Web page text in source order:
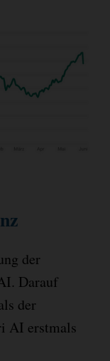
der
Darauf
der
AI erstmals